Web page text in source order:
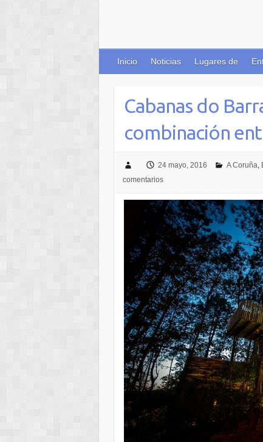
Inicio Noticias Lugares de
Cabanas do
combinación
24 mayo, 2016 A Coruña,
comentarios